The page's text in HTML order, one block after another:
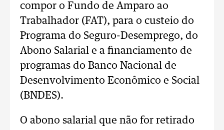
compor o Fundo de Amparo ao
Trabalhador (FAT), para o custeio do
Programa do Seguro-Desemprego, do
Abono Salarial e a financiamento de
programas do Banco Nacional de
Desenvolvimento Econômico e Social
(BNDES).
O abono salarial que não for retirado